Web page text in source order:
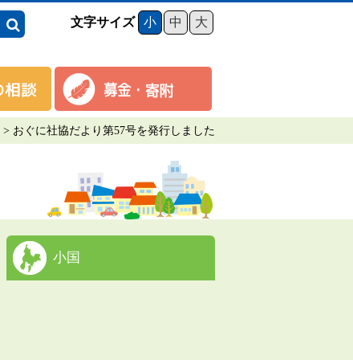
文字サイズ 小 中 大
> おぐに社協だより第57号を発行しました
小国